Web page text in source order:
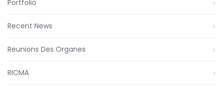
Portfolio
Recent News
Reunions Des Organes
RICMA